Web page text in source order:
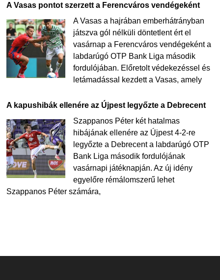
A Vasas pontot szerzett a Ferencváros vendégeként
A Vasas a hajrában emberhátrányban
játszva gól nélküli döntetlent ért el
vasárnap a Ferencváros vendégeként a
labdarúgó OTP Bank Liga második
fordulójában. Előretolt védekezéssel és
letámadással kezdett a Vasas, amely
A kapushibák ellenére az Újpest legyőzte a Debrecent
Szappanos Péter két hatalmas
hibájának ellenére az Újpest 4-2-re
legyőzte a Debrecent a labdarúgó OTP
Bank Liga második fordulójának
vasárnapi játéknapján. Az új idény
egyelőre rémálomszerű lehet
Szappanos Péter számára,